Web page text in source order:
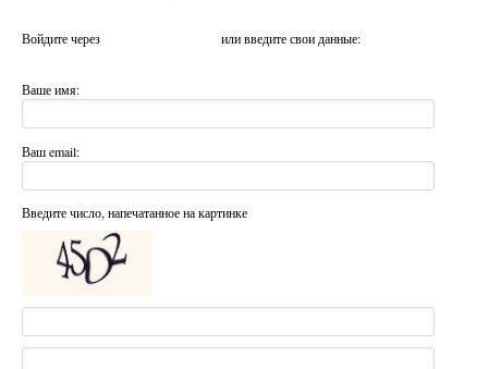
Войдите через или введите свои данные:
Ваше имя:
Ваш email:
Введите число, напечатанное на картинке